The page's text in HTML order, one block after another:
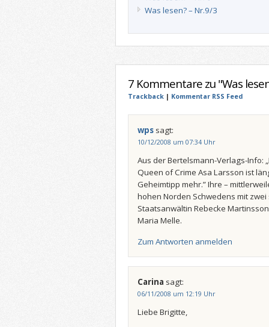
Was lesen? – Nr.9/3
7 Kommentare zu "Was
Trackback | Kommentar RSS Feed
wps sagt:
10/12/2008 um 07:34 Uhr
Aus der Bertelsmann-Verlags-Info:
Queen of Crime Asa Larsson ist
Geheimtipp mehr.” Ihre –
hohen Norden Schwedens mit
Staatsanwältin Rebecke
Maria Melle.
Zum Antworten anmelden
Carina sagt:
06/11/2008 um 12:19 Uhr
Liebe Brigitte,